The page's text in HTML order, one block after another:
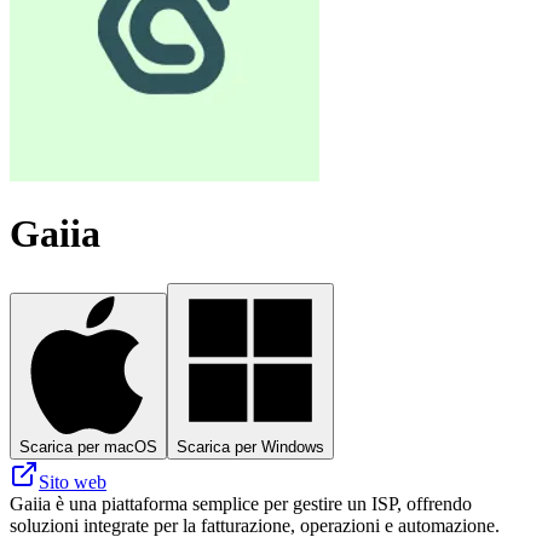
Gaiia
Scarica per macOS Scarica per Windows
Sito web
Gaiia è una piattaforma semplice per gestire un ISP, offrendo
soluzioni integrate per la fatturazione, operazioni e automazione.